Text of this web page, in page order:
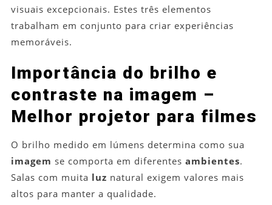
visuais excepcionais. Estes três elementos
trabalham em conjunto para criar experiências
memoráveis.
Importância do brilho e
contraste na imagem –
Melhor projetor para filmes
O brilho medido em lúmens determina como sua
imagem se comporta em diferentes ambientes.
Salas com muita luz natural exigem valores mais
altos para manter a qualidade.